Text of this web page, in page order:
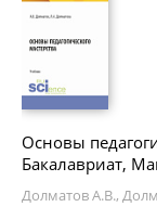
Основы
Бакалавриат,
Долматов А.В.,